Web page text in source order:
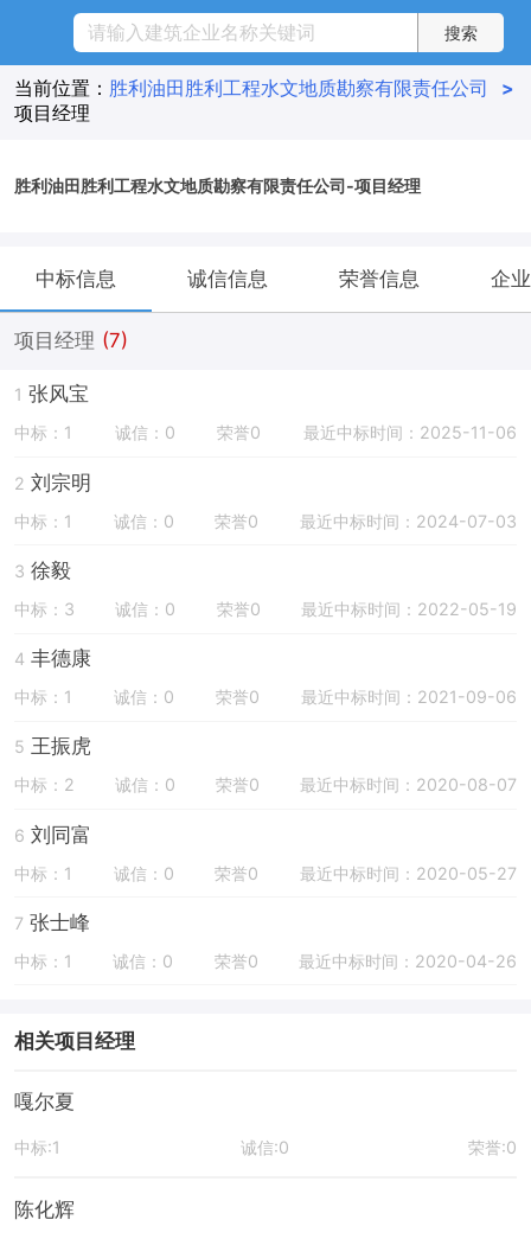
当前位置： 胜利油田胜利工程水文地质勘察有限责任公司
>
项目经理
胜利油田胜利工程水文地质勘察有限责任公司-项目经理
中标信息 诚信信息 荣誉信息 企
项目经理 (7)
1 张风宝
中标：1 诚信：0 荣誉0 最近中标时间：2025-11-06
2 刘宗明
中标：1 诚信：0 荣誉0 最近中标时间：2024-07-03
3 徐毅
中标：3 诚信：0 荣誉0 最近中标时间：2022-05-19
4 丰德康
中标：1 诚信：0 荣誉0 最近中标时间：2021-09-06
5 王振虎
中标：2 诚信：0 荣誉0 最近中标时间：2020-08-07
6 刘同富
中标：1 诚信：0 荣誉0 最近中标时间：2020-05-27
7 张士峰
中标：1 诚信：0 荣誉0 最近中标时间：2020-04-26
相关项目经理
嘎尔夏
中标:1 诚信:0 荣誉:0
陈化辉